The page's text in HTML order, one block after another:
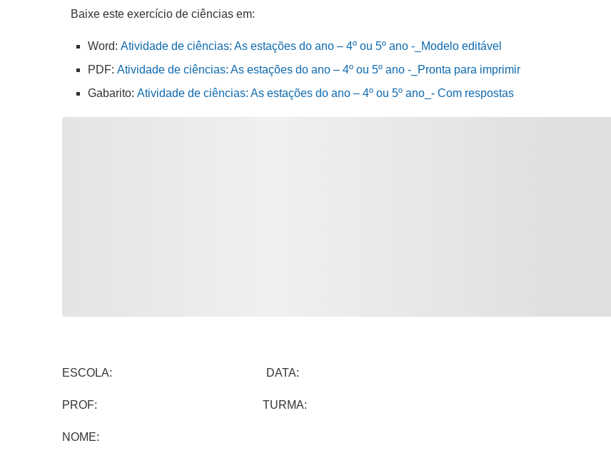
Baixe este exercício de ciências em:
Word: Atividade de ciências: As estações do ano – 4º ou 5º ano -_Modelo editável
PDF: Atividade de ciências: As estações do ano – 4º ou 5º ano -_Pronta para imprimir
Gabarito: Atividade de ciências: As estações do ano – 4º ou 5º ano_- Com respostas
ESCOLA: DATA:
PROF: TURMA:
NOME: